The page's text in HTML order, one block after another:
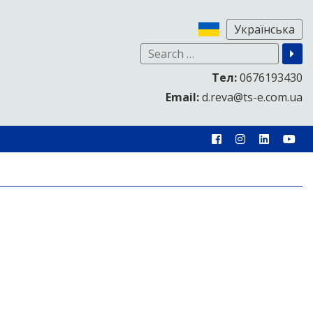
Тел:0676193430
Email:d.reva@ts-e.com.ua